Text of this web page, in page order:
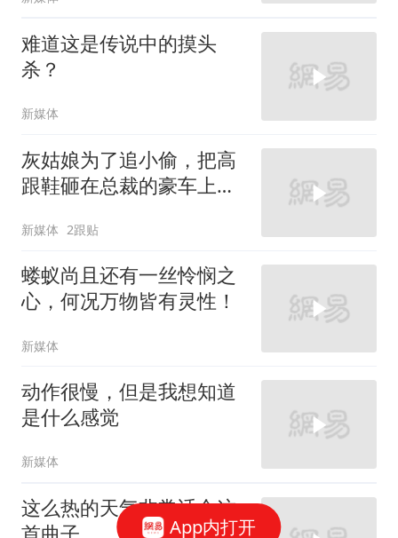
难道这是传说中的摸头
杀？
新媒体
灰姑娘为了追小偷，把高
跟鞋砸在总裁的豪车上，
新媒体 2跟贴
蝼蚁尚且还有一丝怜悯之
心，何况万物皆有灵性！
新媒体
动作很慢，但是我想知道
是什么感觉
新媒体
这么热的天气非常适合这
App内打开